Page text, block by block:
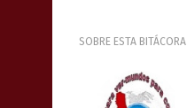
SOBRE ESTA BITÁCORA